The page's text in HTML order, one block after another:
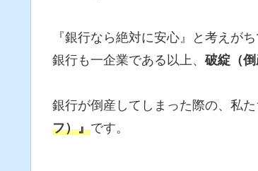
『銀行なら絶対に安心』と考えが
銀行も一企業である以上、 破綻（
銀行が倒産してしまった際の、私
フ）』です。